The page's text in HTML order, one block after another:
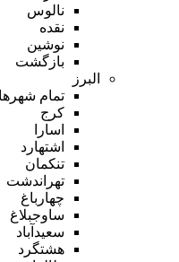
نالوس
نقده
نوشین
بازگشت
البرز
تمام شهر‌ها
کرج
اسارا
اشتهارد
تنکمان
تهراندشت
چهارباغ
ساوجبلاغ
سعیدآباد
هشتگرد